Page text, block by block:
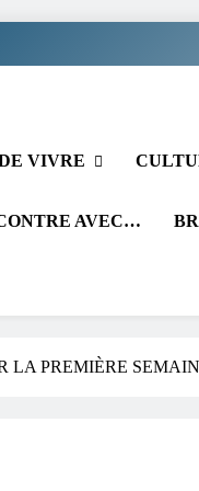
VIVRE
AVEC…
LA PREMIÈRE